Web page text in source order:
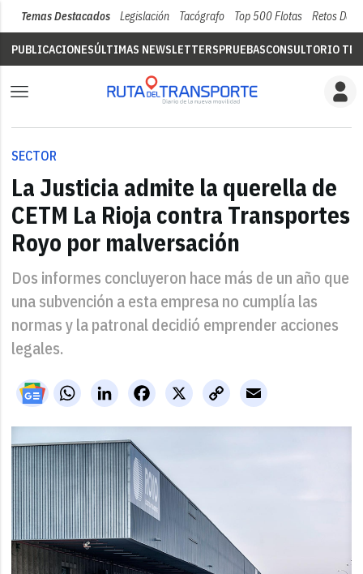
Temas Destacados Legislación Tacógrafo Top 500 Flotas Retos Del
PUBLICACIONESÚLTIMAS NEWSLETTERSPRUEBASCONSULTORIO
SECTOR
La Justicia admite la querella de
CETM La Rioja contra Transportes
Royo por malversación
Dos informes concluyeron hace más de un año que
una subvención a esta empresa no cumplía las
normas y la patronal decidió emprender acciones
legales.
WhatsAppLinkedIn X
Facebook
Copy
Link
Email